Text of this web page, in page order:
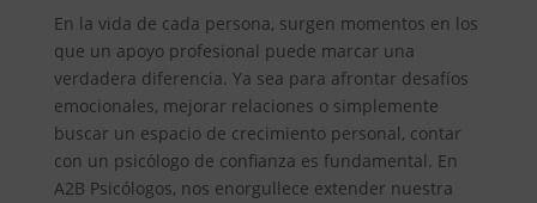
En la vida de cada persona, surgen momentos en los
que un apoyo profesional puede marcar una
verdadera diferencia. Ya sea para afrontar desafíos
emocionales, mejorar relaciones o simplemente
buscar un espacio de crecimiento personal, contar
con un psicólogo de confianza es fundamental. En
A2B Psicólogos, nos enorgullece extender nuestra